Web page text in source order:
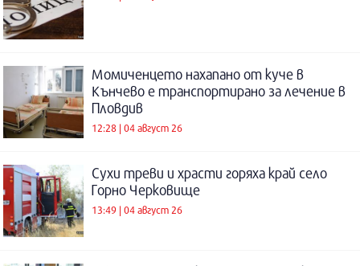
Момиченцето нахапано от куче в
Кънчево е транспортирано за лечение в
Пловдив
12:28 | 04 август 26
Сухи треви и храсти горяха край село
Горно Черковище
13:49 | 04 август 26